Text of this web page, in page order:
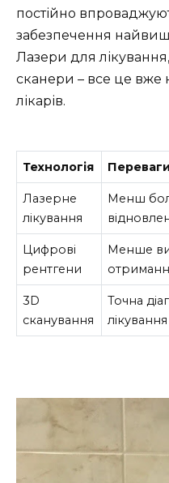
постійно
забезпечення
Лазери для
сканери – все це вже
лікарів.
Технологія Переваги
Лазерне
лікування
Менш
Цифрові
рентгени
Менше
3D
сканування
Точна
лікування